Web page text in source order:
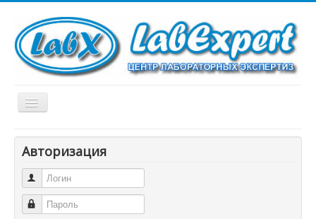
Включить/
выключить
Главная
Новости
Программы
Услуги
Авторизация
Логин
Пароль